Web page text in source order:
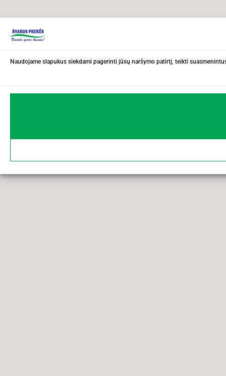
Naudojame slapukus siekdami pagerinti jūsų naršymo patirtį, teikti